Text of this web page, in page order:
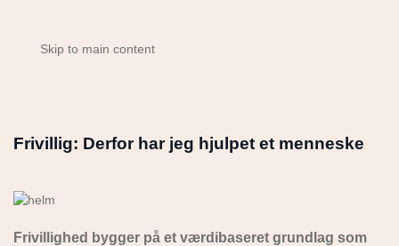
Skip to main content
Frivillig: Derfor har jeg hjulpet et menneske
Frivillighed bygger på et værdibaseret grundlag som